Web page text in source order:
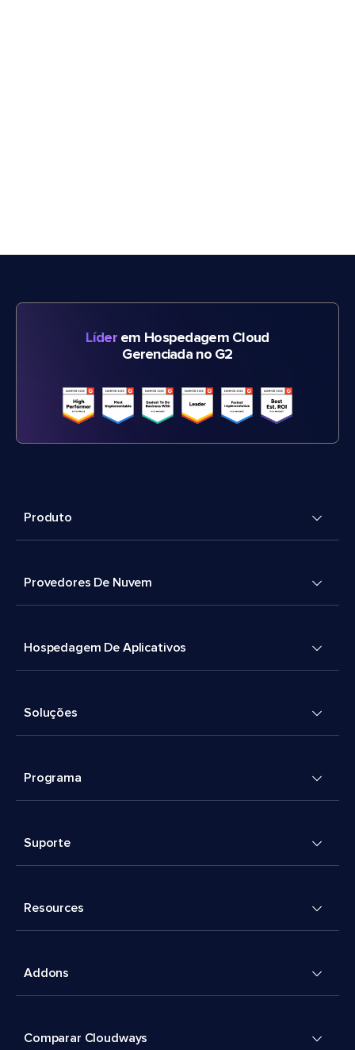
Líderem Hospedagem Cloud
Gerenciada no G2
Produto
Provedores De Nuvem
Hospedagem De Aplicativos
Soluções
Programa
Suporte
Resources
Addons
Comparar Cloudways